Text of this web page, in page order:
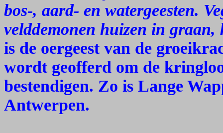
bos-, aard- en watergeesten.
velddemonen huizen in graan,
is de oergeest van de
wordt geofferd om de
bestendigen. Zo is Lange
Antwerpen.